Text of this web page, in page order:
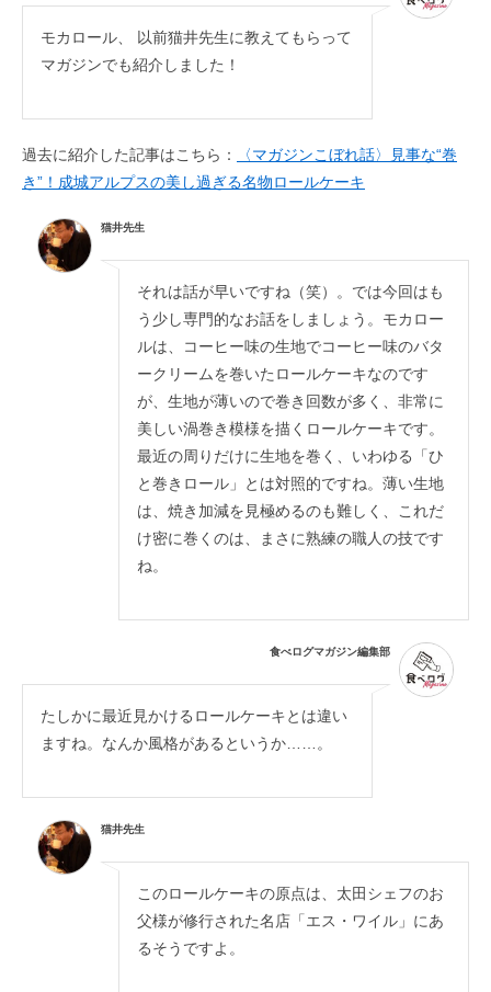
モカロール、 以前猫井先生に教えてもらって
マガジンでも紹介しました！
過去に紹介した記事はこちら：
〈マガジンこぼれ話〉見事な“巻
き”！成城アルプスの美し過ぎる名物ロールケーキ
猫井先生
それは話が早いですね（笑）。では今回はも
う少し専門的なお話をしましょう。モカロー
ルは、コーヒー味の生地でコーヒー味のバタ
ークリームを巻いたロールケーキなのです
が、生地が薄いので巻き回数が多く、非常に
美しい渦巻き模様を描くロールケーキです。
最近の周りだけに生地を巻く、いわゆる「ひ
と巻きロール」とは対照的ですね。薄い生地
は、焼き加減を見極めるのも難しく、これだ
け密に巻くのは、まさに熟練の職人の技です
ね。
食べログマガジン編集部
たしかに最近見かけるロールケーキとは違い
ますね。なんか風格があるというか……。
猫井先生
このロールケーキの原点は、太田シェフのお
父様が修行された名店「エス・ワイル」にあ
るそうですよ。